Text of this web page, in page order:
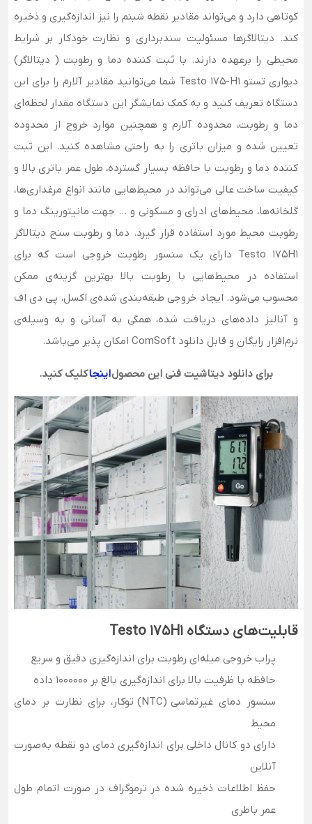
کوتاهی دارد و می‌تواند مقادیر نقطه شبنم را نیز اندازه‌گیری و ذخیره
کند. دیتالاگرها مسئولیت سندبرداری و نظارت خودکار بر شرایط
محیطی را برعهده دارند. با ثبت کننده دما و رطوبت ( دیتالاگر)
دیواری تستو Testo 175-H1 شما می‌توانید مقادیر آلارم را برای این
دستگاه تعریف کنید و به کمک نمایشگر این دستگاه مقدار لحظه‌ای
دما و رطوبت، محدوده آلارم و همچنین موارد خروج از محدوده
تعیین شده و میزان باتری را به راحتی مشاهده کنید. این ثبت
کننده دما و رطوبت با حافظه بسیار گسترده، طول عمر باتری بالا و
کیفیت ساخت عالی می‌تواند در محیط‌هایی مانند انواع مرغداری‌ها،
گلخانه‌ها، محیط‌های ادرای و مسکونی و ... جهت مانیتورینگ دما و
رطوبت محیط مورد استفاده قرار گیرد. دما و رطوبت سنج دیتالاگر
Testo 175H1 دارای یک سنسور رطوبت خروجی است که برای
استفاده در محیط‌هایی با رطوبت بالا بهترین گزینه‌ی ممکن
محسوب می‌شود. ایجاد خروجی طبقه‌بندی شده‌ی اکسل، پی دی اف
و آنالیز داده‌های دریافت شده، همگی به آسانی و به وسیله‌ی
نرم‌افزار رایگان و قابل دانلود ComSoft امکان پذیر می‌باشد.
برای دانلود دیتاشیت فنی این محصولاینجاکلیک کنید.
قابلیت‌های دستگاه Testo 175H1
پراب خروجی میله‌ای رطوبت برای اندازه‌گیری دقیق و سریع
حافظه با ظرفیت بالا برای اندازه‌گیری بالغ بر 1000000 داده
سنسور دمای غیرتماسی (NTC) توکار، برای نظارت بر دمای
محیط
دارای دو کانال داخلی برای اندازه‌گیری دمای دو نقطه به‌صورت
آنلاین
حفظ اطلاعات ذخیره شده در ترموگراف در صورت اتمام طول
عمر باطری